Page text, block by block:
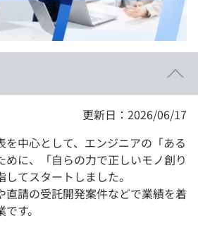
更新日：2026/06/17
を中心として、エンジニアの「ある
めに、「自らの力で正しいモノ創り
てスタートしました。
直請の受託開発案件などで業績を着
す。